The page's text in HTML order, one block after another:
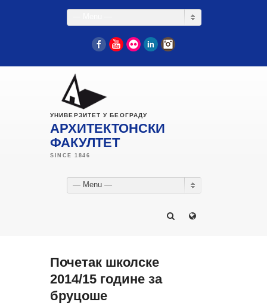
FacebookYouTube
Flickr LinkedIn
УНИВЕРЗИТЕТ У БЕОГРАДУ
АРХИТЕКТОНСКИ
ФАКУЛТЕТ
— Menu —
Почетак школске
2014/15 године за
бруцоше